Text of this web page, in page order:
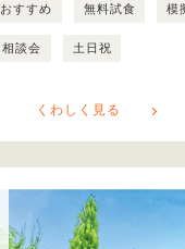
おすすめ 無料試食 模
相談会 土日祝
くわしく見る